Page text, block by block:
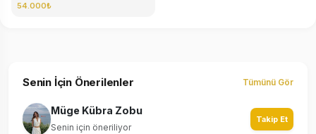
54.000₺
Senin İçin Önerilenler Tümünü Gör
Müge Kübra Zobu
Senin için öneriliyor
Takip Et